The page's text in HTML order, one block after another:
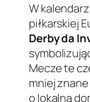
W
piłkarskiej
Derby da
Mecze te
mniej
o lokalną